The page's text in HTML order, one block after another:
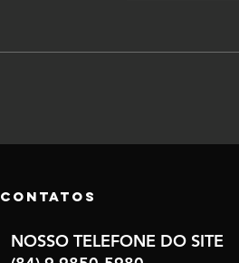
Contatos
NOSSO TELEFONE DO SITE